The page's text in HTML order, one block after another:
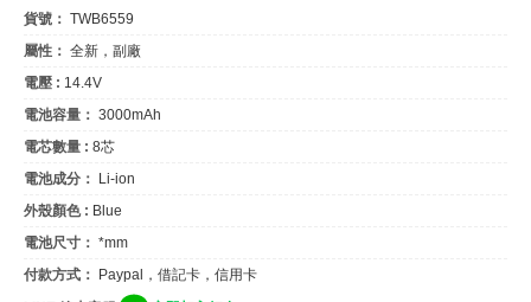
貨號： TWB6559
屬性： 全新，副廠
電壓 : 14.4V
電池容量： 3000mAh
電芯數量 : 8芯
電池成分： Li-ion
外殼顏色 : Blue
電池尺寸： *mm
付款方式： Paypal，借記卡，信用卡